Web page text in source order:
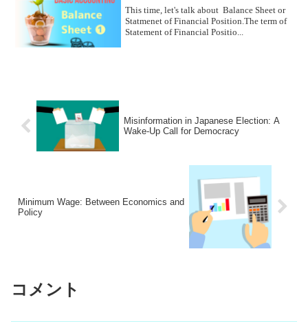
This time, let's talk about Balance Sheet or
Statmenet of Financial Position.The term of
Statement of Financial Positio...
Misinformation in Japanese Election: A
Wake-Up Call for Democracy
Minimum Wage: Between Economics and
Policy
コメント